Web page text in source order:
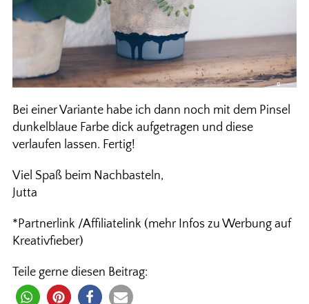
Bei einer Variante habe ich dann noch mit dem Pinsel
dunkelblaue Farbe dick aufgetragen und diese
verlaufen lassen. Fertig!
Viel Spaß beim Nachbasteln,
Jutta
*Partnerlink /Affiliatelink (mehr Infos zu Werbung auf
Kreativfieber)
Teile gerne diesen Beitrag: